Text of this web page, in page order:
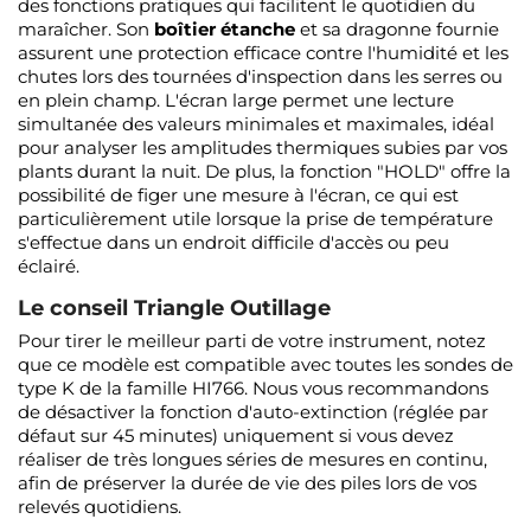
des fonctions pratiques qui facilitent le quotidien du
maraîcher. Son boîtier étanche et sa dragonne fournie
assurent une protection efficace contre l'humidité et les
chutes lors des tournées d'inspection dans les serres ou
en plein champ. L'écran large permet une lecture
simultanée des valeurs minimales et maximales, idéal
pour analyser les amplitudes thermiques subies par vos
plants durant la nuit. De plus, la fonction "HOLD" offre la
possibilité de figer une mesure à l'écran, ce qui est
particulièrement utile lorsque la prise de température
s'effectue dans un endroit difficile d'accès ou peu
éclairé.
Le conseil Triangle Outillage
Pour tirer le meilleur parti de votre instrument, notez
que ce modèle est compatible avec toutes les sondes de
type K de la famille HI766. Nous vous recommandons
de désactiver la fonction d'auto-extinction (réglée par
défaut sur 45 minutes) uniquement si vous devez
réaliser de très longues séries de mesures en continu,
afin de préserver la durée de vie des piles lors de vos
relevés quotidiens.